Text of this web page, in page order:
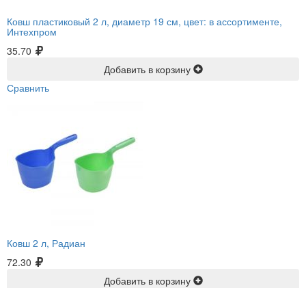
Ковш пластиковый 2 л, диаметр 19 см, цвет: в ассортименте,
Интехпром
35.70
Добавить в корзину
Сравнить
Ковш 2 л, Радиан
72.30
Добавить в корзину